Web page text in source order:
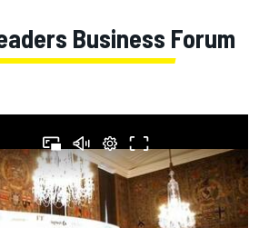
Business Forum